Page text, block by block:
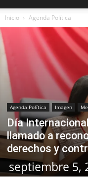
Inicio Agenda Política
Agenda Política Imagen
Día
llamado a
derechos y
septiembre 5,